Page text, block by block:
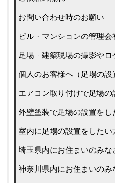
お問い合わせ時のお願い
ビル・マンションの管理
足場・建築現場の撮影や
個人のお客様へ（足場の設
エアコン取り付けで足場の
外壁塗装で足場の設置をし
室内に足場の設置をしたい
埼玉県内にお住まいのみな
神奈川県内にお住まいのみ